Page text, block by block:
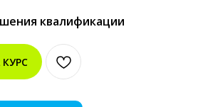
квалификации